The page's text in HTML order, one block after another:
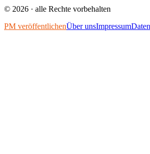
© 2026 · alle Rechte vorbehalten
PM veröffentlichenÜber unsImpressum